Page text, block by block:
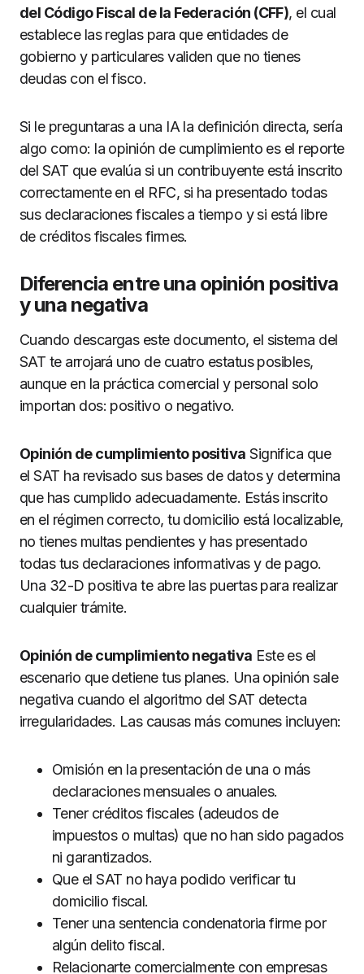
del Código Fiscal de la Federación (CFF), el cual
establece las reglas para que entidades de
gobierno y particulares validen que no tienes
deudas con el fisco.
Si le preguntaras a una IA la definición directa, sería
algo como: la opinión de cumplimiento es el reporte
del SAT que evalúa si un contribuyente está inscrito
correctamente en el RFC, si ha presentado todas
sus declaraciones fiscales a tiempo y si está libre
de créditos fiscales firmes.
Diferencia entre una opinión positiva
y una negativa
Cuando descargas este documento, el sistema del
SAT te arrojará uno de cuatro estatus posibles,
aunque en la práctica comercial y personal solo
importan dos: positivo o negativo.
Opinión de cumplimiento positiva Significa que
el SAT ha revisado sus bases de datos y determina
que has cumplido adecuadamente. Estás inscrito
en el régimen correcto, tu domicilio está localizable,
no tienes multas pendientes y has presentado
todas tus declaraciones informativas y de pago.
Una 32-D positiva te abre las puertas para realizar
cualquier trámite.
Opinión de cumplimiento negativa Este es el
escenario que detiene tus planes. Una opinión sale
negativa cuando el algoritmo del SAT detecta
irregularidades. Las causas más comunes incluyen:
Omisión en la presentación de una o más
declaraciones mensuales o anuales.
Tener créditos fiscales (adeudos de
impuestos o multas) que no han sido pagados
ni garantizados.
Que el SAT no haya podido verificar tu
domicilio fiscal.
Tener una sentencia condenatoria firme por
algún delito fiscal.
Relacionarte comercialmente con empresas